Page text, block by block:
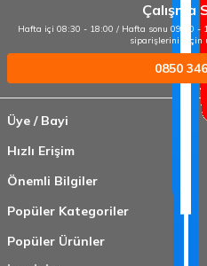
Çalışma
Hafta içi 08:30 - 18:00 / Hafta sonu 09:00 -
siparişleriniz için
0850
Üye / Bayi
Hızlı Erişim
Önemli Bilgiler
Popüler Kategoriler
Popüler Ürünler